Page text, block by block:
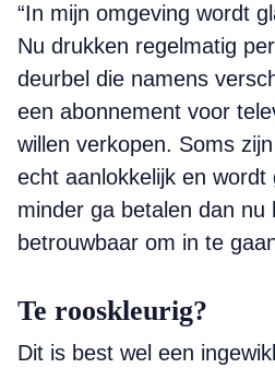
“In mijn omgeving wordt
Nu drukken regelmatig
deurbel die namens
een abonnement voor
willen verkopen. Soms
echt aanlokkelijk en wordt
minder ga betalen dan
betrouwbaar om in te
Te rooskleurig?
Dit is best wel een